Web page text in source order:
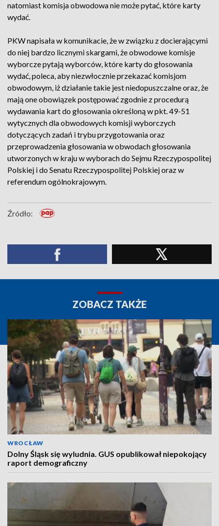
natomiast komisja obwodowa nie może pytać, które karty
wydać.
PKW napisała w komunikacie, że w związku z docierającymi
do niej bardzo licznymi skargami, że obwodowe komisje
wyborcze pytają wyborców, które karty do głosowania
wydać, poleca, aby niezwłocznie przekazać komisjom
obwodowym, iż działanie takie jest niedopuszczalne oraz, że
mają one obowiązek postępować zgodnie z procedurą
wydawania kart do głosowania określoną w pkt. 49-51
wytycznych dla obwodowych komisji wyborczych
dotyczących zadań i trybu przygotowania oraz
przeprowadzenia głosowania w obwodach głosowania
utworzonych w kraju w wyborach do Sejmu Rzeczypospolitej
Polskiej i do Senatu Rzeczypospolitej Polskiej oraz w
referendum ogólnokrajowym.
Źródło:
ZOBACZ TAKŻE
WROCŁAW
Dolny Śląsk się wyludnia. GUS opublikował niepokojący
raport demograficzny